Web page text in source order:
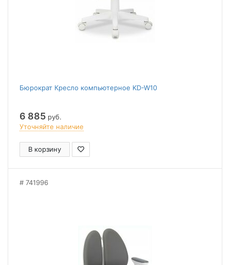
Бюрократ Кресло компьютерное KD-W10
6 885 руб.
Уточняйте наличие
В корзину
741996